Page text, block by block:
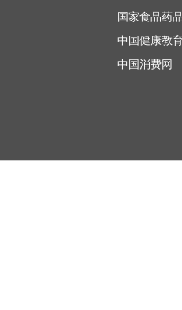
国家食品药
中国健康教
中国消费网